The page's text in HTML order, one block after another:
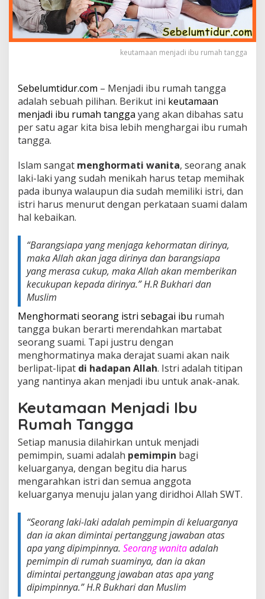
R
u
m
a
g
g
a
,
g
g
u
S
g
a
D
i
D
a
n
M
a
t
a
keutamaan menjadi ibu rumah tangga
Sebelumtidur.com – Menjadi ibu rumah tangga
adalah sebuah pilihan. Berikut ini keutamaan
menjadi ibu rumah tangga yang akan dibahas satu
per satu agar kita bisa lebih menghargai ibu rumah
tangga.
Islam sangat menghormati wanita, seorang anak
laki-laki yang sudah menikah harus tetap memihak
pada ibunya walaupun dia sudah memiliki istri, dan
istri harus menurut dengan perkataan suami dalam
hal kebaikan.
“Barangsiapa yang menjaga kehormatan dirinya,
maka Allah akan jaga dirinya dan barangsiapa
yang merasa cukup, maka Allah akan memberikan
kecukupan kepada dirinya.” H.R Bukhari dan
Muslim
Menghormati seorang istri sebagai ibu rumah
tangga bukan berarti merendahkan martabat
seorang suami. Tapi justru dengan
menghormatinya maka derajat suami akan naik
berlipat-lipat di hadapan Allah. Istri adalah titipan
yang nantinya akan menjadi ibu untuk anak-anak.
Keutamaan Menjadi Ibu
Rumah Tangga
Setiap manusia dilahirkan untuk menjadi
pemimpin, suami adalah pemimpin bagi
keluarganya, dengan begitu dia harus
mengarahkan istri dan semua anggota
keluarganya menuju jalan yang diridhoi Allah SWT.
“Seorang laki-laki adalah pemimpin di keluarganya
dan ia akan dimintai pertanggung jawaban atas
apa yang dipimpinnya. Seorang wanitaadalah
pemimpin di rumah suaminya, dan ia akan
dimintai pertanggung jawaban atas apa yang
dipimpinnya.”H.R Bukhari dan Muslim